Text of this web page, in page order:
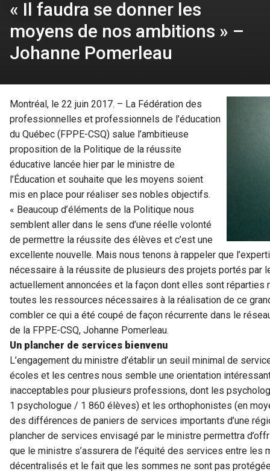
« Il faudra se donner les
moyens de nos ambitions » –
Johanne Pomerleau
Montréal, le 22 juin 2017. – La Fédération des
professionnelles et professionnels de l’éducation
du Québec (FPPE-CSQ) salue l’ambitieuse
proposition de la Politique de la réussite
éducative lancée hier par le ministre de
l’Éducation et souhaite que les moyens soient
mis en place pour réaliser ses nobles objectifs.
« Beaucoup d’éléments de la Politique nous
semblent aller dans le sens d’une réelle volonté
de permettre la réussite des élèves et c’est une
excellente nouvelle. Mais nous tenons à rappeler que
nécessaire à la réussite de plusieurs des projets portés par
actuellement annoncées et la façon dont elles sont réparties
toutes les ressources nécessaires à la réalisation de ce
combler ce qui a été coupé de façon récurrente dans le
de la FPPE-CSQ, Johanne Pomerleau.
Un plancher de services bienvenu
L’engagement du ministre d’établir un seuil minimal de
écoles et les centres nous semble une orientation
inacceptables pour plusieurs professions, dont les
1 psychologue / 1 860 élèves) et les orthophonistes (en
des différences de paniers de services importants d’une
plancher de services envisagé par le ministre permettra
que le ministre s’assurera de l’équité des services entre les
décentralisés et le fait que les sommes ne sont pas